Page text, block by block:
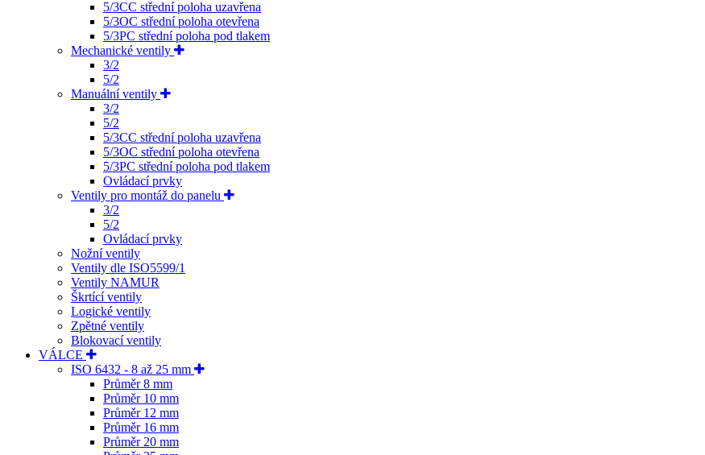
5/3CC střední poloha uzavřena
5/3OC střední poloha otevřena
5/3PC střední poloha pod tlakem
Mechanické ventily
3/2
5/2
Manuální ventily
3/2
5/2
5/3CC střední poloha uzavřena
5/3OC střední poloha otevřena
5/3PC střední poloha pod tlakem
Ovládací prvky
Ventily pro montáž do panelu
3/2
5/2
Ovládací prvky
Nožní ventily
Ventily dle ISO5599/1
Ventily NAMUR
Škrtící ventily
Logické ventily
Zpětné ventily
Blokovací ventily
VÁLCE
ISO 6432 - 8 až 25 mm
Průměr 8 mm
Průměr 10 mm
Průměr 12 mm
Průměr 16 mm
Průměr 20 mm